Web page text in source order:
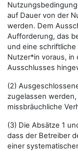
auf Dauer von der
werden. Dem
Aufforderung, das
und eine
Nutzer*in voraus, in
Ausschlusses
(2)
zugelassen
missbräuchliche
(3) Die Absätze 1
dass der Betreiber
einer